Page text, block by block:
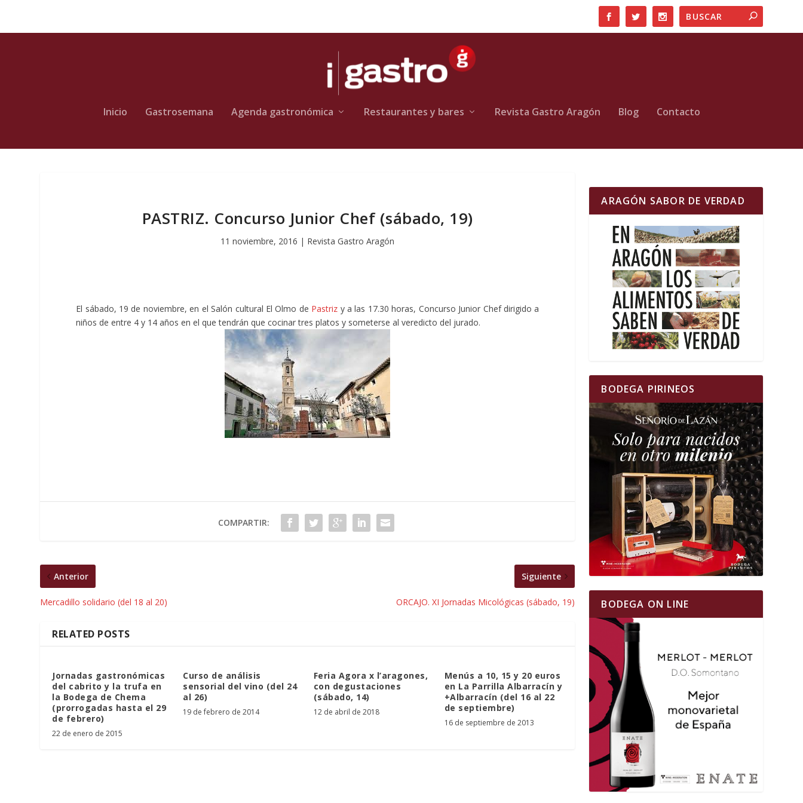
Inicio Gastrosemana Agenda gastronómica Restaurantes y bares Revista Gastro Aragón Blog Contacto
PASTRIZ. Concurso Junior Chef (sábado, 19)
11 noviembre, 2016 | Revista Gastro Aragón
El sábado, 19 de noviembre, en el Salón cultural El Olmo de Pastriz y a las 17.30 horas, Concurso Junior Chef dirigido a
niños de entre 4 y 14 años en el que tendrán que cocinar tres platos y someterse al veredicto del jurado.
COMPARTIR:
Anterior
Mercadillo solidario (del 18 al 20)
Siguiente
ORCAJO. XI Jornadas Micológicas (sábado, 19)
RELATED POSTS
Jornadas gastronómicas
del cabrito y la trufa en
la Bodega de Chema
(prorrogadas hasta el 29
de febrero)
22 de enero de 2015
Curso de análisis
sensorial del vino (del 24
al 26)
19 de febrero de 2014
Feria Agora x l’aragones,
con degustaciones
(sábado, 14)
12 de abril de 2018
Menús a 10, 15 y 20 euros
en La Parrilla Albarracín y
+Albarracín (del 16 al 22
de septiembre)
16 de septiembre de 2013
ARAGÓN SABOR DE VERDAD
BODEGA PIRINEOS
BODEGA ON LINE